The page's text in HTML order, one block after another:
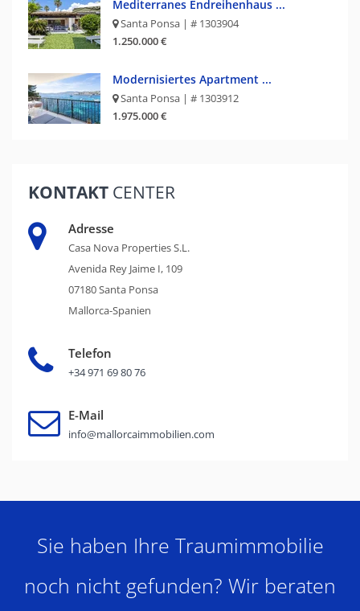
Mediterranes Endreihenhaus ...
Santa Ponsa | # 1303904
1.250.000 €
Modernisiertes Apartment ...
Santa Ponsa | # 1303912
1.975.000 €
KONTAKT CENTER
Adresse
Casa Nova Properties S.L.
Avenida Rey Jaime I, 109
07180 Santa Ponsa
Mallorca-Spanien
Telefon
+34 971 69 80 76
E-Mail
info@mallorcaimmobilien.com
Sie haben Ihre Traumimmobilie
noch nicht gefunden? Wir beraten